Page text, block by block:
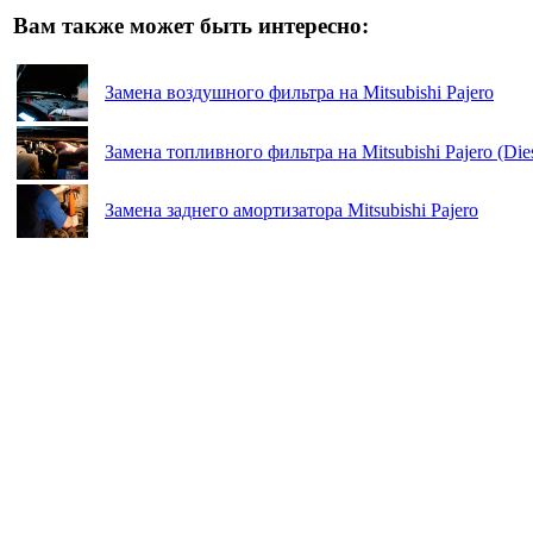
Вам также может быть интересно:
Замена воздушного фильтра на Mitsubishi Pajero
Замена топливного фильтра на Mitsubishi Pajero
Замена заднего амортизатора Mitsubishi Pajero